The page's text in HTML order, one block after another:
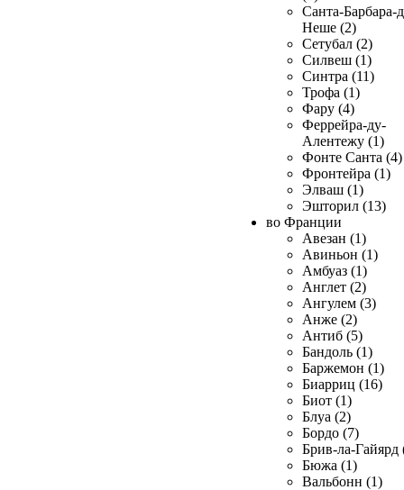
Санта-Барбара-
Неше (2)
Сетубал (2)
Силвеш (1)
Синтра (11)
Трофа (1)
Фару (4)
Феррейра-ду-
Алентежу (1)
Фонте Санта (4)
Фронтейра (1)
Элваш (1)
Эшторил (13)
во Франции
Авезан (1)
Авиньон (1)
Амбуаз (1)
Англет (2)
Ангулем (3)
Анже (2)
Антиб (5)
Бандоль (1)
Баржемон (1)
Биарриц (16)
Биот (1)
Блуа (2)
Бордо (7)
Брив-ла-Гайярд
Бюжа (1)
Вальбонн (1)